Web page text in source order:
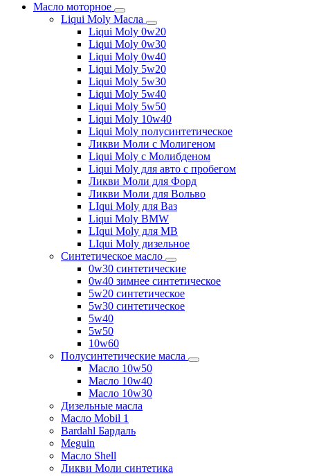
Масло моторное
Liqui Moly Масла
Liqui Moly 0w20
Liqui Moly 0w30
Liqui Moly 0w40
Liqui Moly 5w20
Liqui Moly 5w30
Liqui Moly 5w40
Liqui Moly 5w50
Liqui Moly 10w40
Liqui Moly полусинтетическое
Ликви Моли с Молигеном
Liqui Moly с Молибденом
Liqui Moly для авто с пробегом
Ликви Моли для Форд
Ликви Моли для Вольво
LIqui Moly для Ваз
Liqui Moly BMW
LIqui Moly для MB
LIqui Moly дизельное
Синтетическое масло
0w30 синтетические
0w40 зимнее синтетическое
5w20 синтетическое
5w30 синтетическое
5w40
5w50
10w60
Полусинтетические масла
Масло 10w50
Масло 10w40
Масло 10w30
Дизельные масла
Масло Mobil 1
Bardahl Бардаль
Meguin
Масло Shell
Ликви Моли синтетика